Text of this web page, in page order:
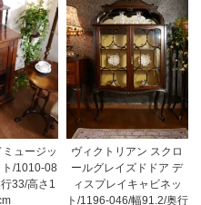
ュージッ
ト/1010-08
33/高さ1
ヴィクトリアン スクロ
ールグレイズドドア デ
ィスプレイキャビネッ
ト/1196-046/幅91.2/奥行